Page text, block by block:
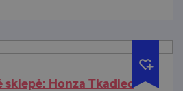
sklepě: Honza Tkadlec